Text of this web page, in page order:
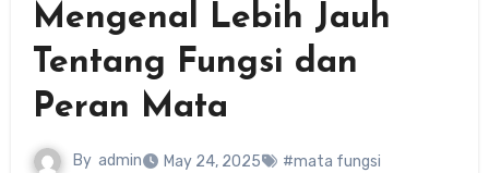
Mengenal Lebih Jauh
Tentang Fungsi dan
Peran Mata
By admin May 24, 2025 #mata fungsi